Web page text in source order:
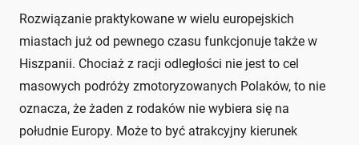
Rozwiązanie praktykowane w wielu europejskich
miastach już od pewnego czasu funkcjonuje także w
Hiszpanii. Chociaż z racji odległości nie jest to cel
masowych podróży zmotoryzowanych Polaków, to nie
oznacza, że żaden z rodaków nie wybiera się na
południe Europy. Może to być atrakcyjny kierunek